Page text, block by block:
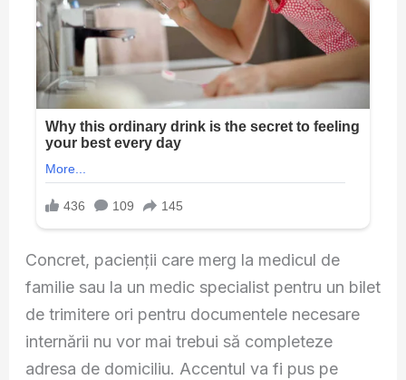
Concret, pacienții care merg la medicul de
familie sau la un medic specialist pentru un bilet
de trimitere ori pentru documentele necesare
internării nu vor mai trebui să completeze
adresa de domiciliu. Accentul va fi pus pe